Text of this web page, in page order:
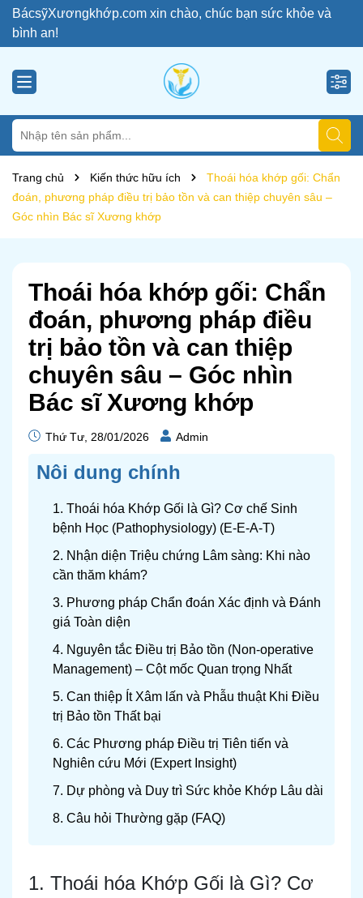
BácsỹXươngkhớp.com xin chào, chúc bạn sức khỏe và
bình an!
Trang chủ Kiến thức hữu ích
Thoái hóa khớp gối: Chẩn
đoán, phương pháp điều trị bảo tồn và can thiệp chuyên sâu –
Góc nhìn Bác sĩ Xương khớp
Thoái hóa khớp gối: Chẩn
đoán, phương pháp điều
trị bảo tồn và can thiệp
chuyên sâu – Góc nhìn
Bác sĩ Xương khớp
Thứ Tư, 28/01/2026 Admin
Nôi dung chính
1. Thoái hóa Khớp Gối là Gì? Cơ chế Sinh
bệnh Học (Pathophysiology) (E-E-A-T)
2. Nhận diện Triệu chứng Lâm sàng: Khi nào
cần thăm khám?
3. Phương pháp Chẩn đoán Xác định và Đánh
giá Toàn diện
4. Nguyên tắc Điều trị Bảo tồn (Non-operative
Management) – Cột mốc Quan trọng Nhất
5. Can thiệp Ít Xâm lấn và Phẫu thuật Khi Điều
trị Bảo tồn Thất bại
6. Các Phương pháp Điều trị Tiên tiến và
Nghiên cứu Mới (Expert Insight)
7. Dự phòng và Duy trì Sức khỏe Khớp Lâu dài
8. Câu hỏi Thường gặp (FAQ)
1. Thoái hóa Khớp Gối là Gì? Cơ